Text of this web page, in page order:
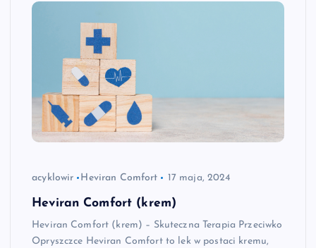
acyklowir Heviran Comfort 17 maja, 2024
Heviran Comfort (krem)
Heviran Comfort (krem) – Skuteczna Terapia Przeciwko
Opryszczce Heviran Comfort to lek w postaci kremu,